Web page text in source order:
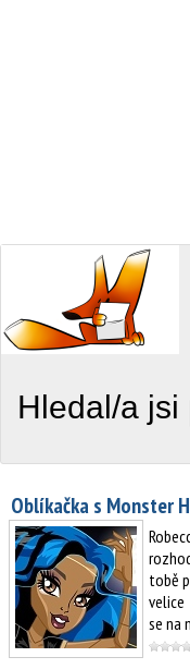
Hledal/a jsi
Oblíkačka s Monster
tobě
se na